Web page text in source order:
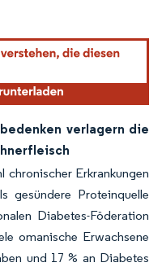
verlagern die
chronischer Erkrankungen
gesündere Proteinquelle
Diabetes-Föderation
omanische Erwachsene
und 17 % an Diabetes